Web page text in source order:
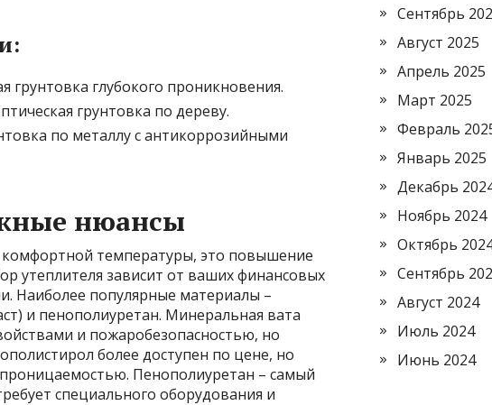
грунтовка глубокого проникновения.
грунтовка по дереву.
по металлу с антикоррозийными
нюансы
комфортной температуры, это повышение
утеплителя зависит от ваших финансовых
Наиболее популярные материалы –
и пенополиуретан. Минеральная вата
и пожаробезопасностью, но
более доступен по цене, но
Пенополиуретан – самый
специального оборудования и
Сентябрь
Август 2025
Апрель 2025
Март 2025
Февраль
Январь 2025
Декабрь
Ноябрь 2024
Октябрь
Сентябрь
Август 2024
Июль 2024
Июнь 2024